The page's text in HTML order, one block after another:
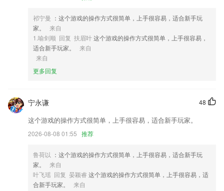
5,连锁化销售的平台
6,自动批改，错题重做，我的学习我做主
分分彩全天计划免费网页软件优势
1.直接在线查询自己的学习成绩信息
3.启蒙阶段（23岁）：利用沉浸式互动体验，让儿童直接感知，理解动作
与结果之间的关系，提高智力。
4.·同名动画片在央视少儿频道播出，爱奇艺等网络点击量超过5亿次
5.结合各类命理经典文献，融合诸种复杂的算法逻辑。
6.·过程化，智能数据分析和多维评价体系帮助学校实现管理过程化、数
据化、精细化和可视化，让过程管理不再难
分分彩全天计划免费网页更新了什么?
祁宁曼 ：这个游戏的操作方式很简单，上手很容易，适合新手玩
家。
来自
1.喻剑顺 回复 扶眉叶这个游戏的操作方式很简单，上手很容易，
适合新手玩家。
来自
来自
更多回复
48
宁永谦
这个游戏的操作方式很简单，上手很容易，适合新手玩家。
2026-08-08 01:55 推荐
鲁荷以 ：这个游戏的操作方式很简单，上手很容易，适合新手玩
家。
来自
叶飞瑶 回复 晏颖睿 这个游戏的操作方式很简单，上手很容易，适
合新手玩家。
来自